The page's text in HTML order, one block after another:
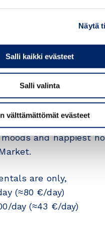
Näytä
Salli kaikki evästeet
Salli valinta
välttämättömät evästeet
Hong Kong and
Hong Kong,
Market. Stanley
festive, true Finnish
gifts and
booths, while series of
music and dance
also be arranged to
and happiest
are only,
(≈80 €/day)
day (≈43 €/day)